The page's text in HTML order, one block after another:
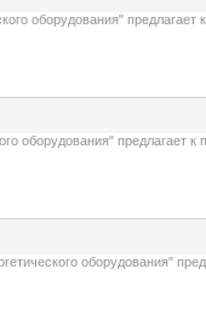
оборудования" предлагает
оборудования" предлагает к
оборудования"